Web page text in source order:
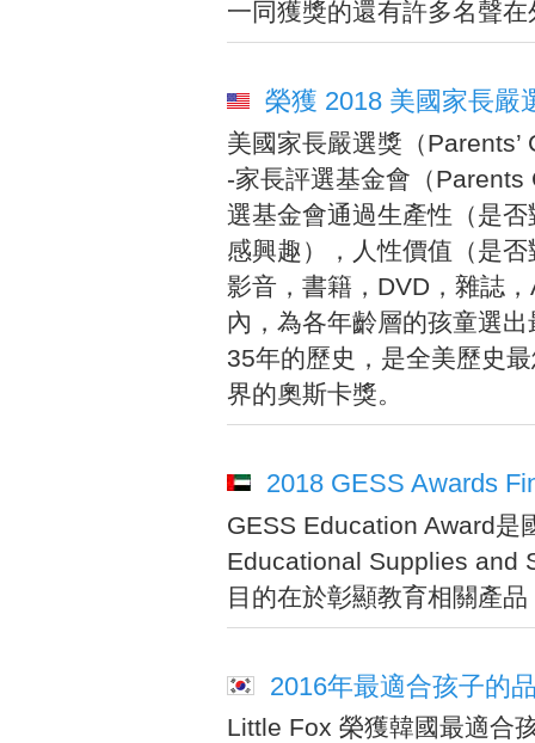
一同獲獎的還有許多名聲
榮獲 2018 美國家長嚴
美國家長嚴選獎（
-家長評選基金會（
選基金會通過生產性（是
感興趣），人性價值（是
影音，書籍，DVD，雜誌
內，為各年齡層的孩童選
35年的歷史，是全美歷史
界的奧斯卡獎。
2018 GESS Awards
GESS Education Award是
Educational Supplies and
目的在於彰顯教育相關產
2016年最適合孩子的
Little Fox 榮獲韓國最適合